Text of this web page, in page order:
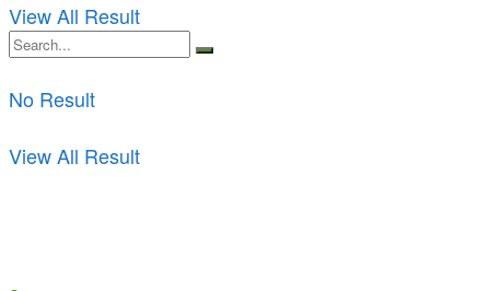
No Result
View All Result
View All Result